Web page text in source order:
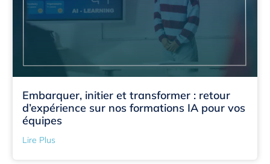
Embarquer, initier et transformer : retour
d’expérience sur nos formations IA pour vos
équipes
Lire Plus